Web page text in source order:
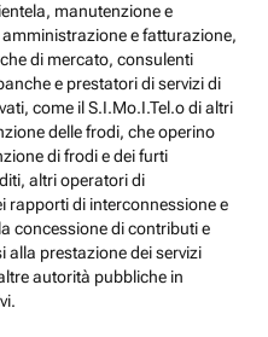
manutenzione e
e fatturazione,
di mercato, consulenti
e prestatori di servizi di
come il S.I.Mo.I.Tel.o di altri
delle frodi, che operino
di frodi e dei furti
altri operatori di
rapporti di interconnessione e
concessione di contributi e
alla prestazione dei servizi
autorità pubbliche in